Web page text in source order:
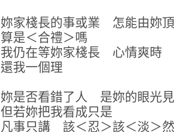
妳家棧長的事或業 怎能由
算是＜合禮＞嗎
我仍在等妳家棧長 心情爽時
還我一個理
妳是否看錯了人 是妳的眼光
但若妳把我看成只是
凡事只講 該＜忍＞該＜淡＞